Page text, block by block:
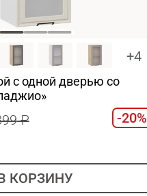
+4
c одной дверью со
-20%
КОРЗИНУ